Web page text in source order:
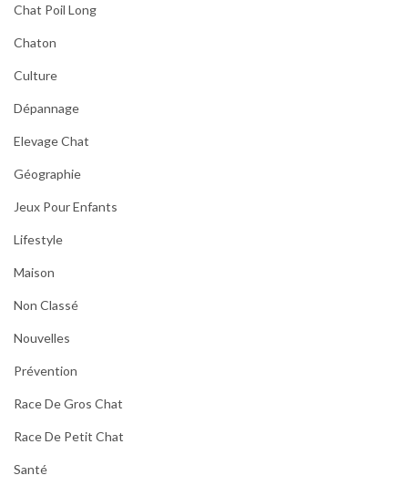
Chat Poil Long
Chaton
Culture
Dépannage
Elevage Chat
Géographie
Jeux Pour Enfants
Lifestyle
Maison
Non Classé
Nouvelles
Prévention
Race De Gros Chat
Race De Petit Chat
Santé